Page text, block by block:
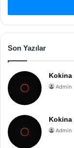
Son Yazılar
Kokina
Admin
Kokina
Admin